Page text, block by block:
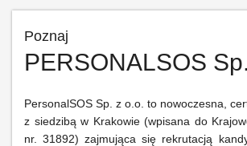
Poznaj
PERSONALSOS
PersonalSOS Sp. z o.o. to nowoczesna,
z siedzibą w Krakowie (wpisana do
nr. 31892) zajmująca się rekrutacją